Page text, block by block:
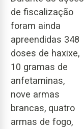
de fiscalização
foram ainda
apreendidas 348
doses de haxixe,
10 gramas de
anfetaminas,
nove armas
brancas, quatro
armas de fogo,